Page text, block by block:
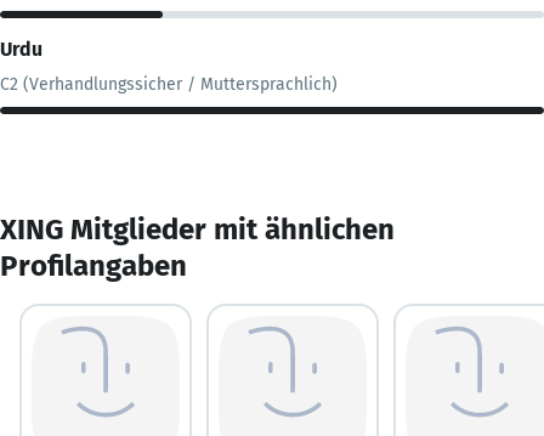
Urdu
C2 (Verhandlungssicher / Muttersprachlich)
XING Mitglieder mit ähnlichen
Profilangaben